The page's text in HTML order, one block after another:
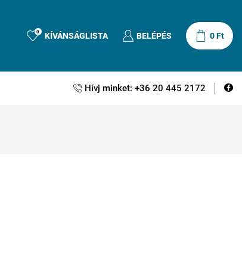
0 KÍVÁNSÁGLISTA BELÉPÉS 0Ft
Hívj minket: +36 20 445 2172